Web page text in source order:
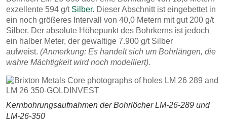
exzellente 594 g/t Silber. Dieser Abschnitt ist eingebettet in
ein noch größeres Intervall von 40,0 Metern mit gut 200 g/t
Silber. Der absolute Höhepunkt des Bohrkerns ist jedoch
ein halber Meter, der gewaltige 7.900 g/t Silber
aufweist. (Anmerkung: Es handelt sich um Bohrlängen, die
wahre Mächtigkeit wird noch modelliert).
Kernbohrungsaufnahmen der Bohrlöcher LM-26-289 und
LM-26-350